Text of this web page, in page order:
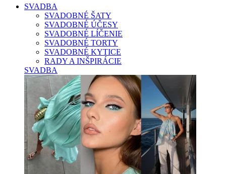
SVADBA
SVADOBNÉ ŠATY
SVADOBNÉ ÚČESY
SVADOBNÉ LÍČENIE
SVADOBNÉ TORTY
SVADOBNÉ KYTICE
RADY A INŠPIRÁCIE
SVADBA